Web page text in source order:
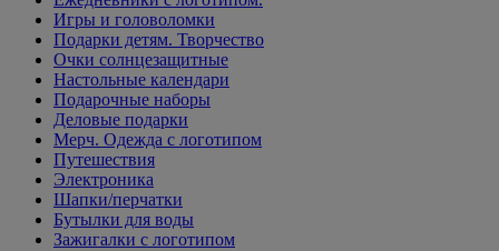
Игры и головоломки
Подарки детям. Творчество
Очки солнцезащитные
Настольные календари
Подарочные наборы
Деловые подарки
Мерч. Одежда с логотипом
Путешествия
Электроника
Шапки/перчатки
Бутылки для воды
Зажигалки с логотипом